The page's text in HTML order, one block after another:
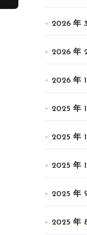
2026 年
2026 年
2026 年 1
2025 年
2025 年
2025 年
2025 年
2025 年